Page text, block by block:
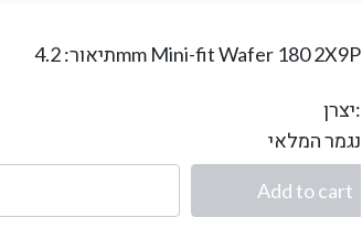
תיאור:4.2mm Mini-fit Wafer 180 2X9P
יצרן:
נגמר המלאי